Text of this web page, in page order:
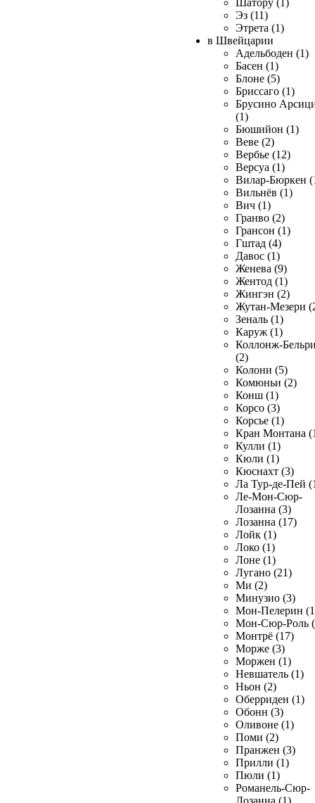
Шатору (1)
Эз (11)
Этрета (1)
в Швейцарии
Адельбоден (1)
Басен (1)
Блоне (5)
Бриссаго (1)
Брусино
(1)
Бюшийон (1)
Веве (2)
Вербье (12)
Версуа (1)
Вилар-Бюркен
Вильнёв (1)
Вич (1)
Гранво (2)
Грансон (1)
Гштад (4)
Давос (1)
Женева (9)
Жентод (1)
Жингэн (2)
Жутан-Мезери
Зеналь (1)
Каруж (1)
Коллонж-
(2)
Колони (5)
Комюньи (2)
Конш (1)
Корсо (3)
Корсье (1)
Кран Монтана
Кулли (1)
Кюли (1)
Кюснахт (3)
Ла Тур-де-Пей
Ле-Мон-Сюр-
Лозанна (3)
Лозанна (17)
Лойк (1)
Локо (1)
Лоне (1)
Лугано (21)
Ми (2)
Минузио (3)
Мон-Пелерин
Мон-Сюр-Роль
Монтрё (17)
Морже (3)
Моржен (1)
Невшатель (1)
Ньон (2)
Оберриден (1)
Обонн (3)
Оливоне (1)
Поми (2)
Пранжен (3)
Прилли (1)
Пюли (1)
Романель-Сюр-
Лозанна (1)